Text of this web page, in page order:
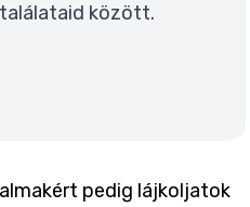
találataid között.
pedig lájkoljatok